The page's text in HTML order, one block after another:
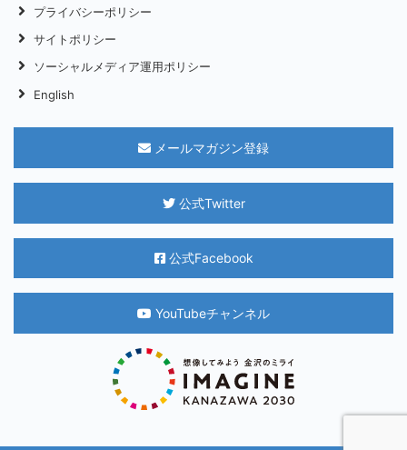
プライバシーポリシー
サイトポリシー
ソーシャルメディア運用ポリシー
English
メールマガジン登録
公式Twitter
公式Facebook
YouTubeチャンネル